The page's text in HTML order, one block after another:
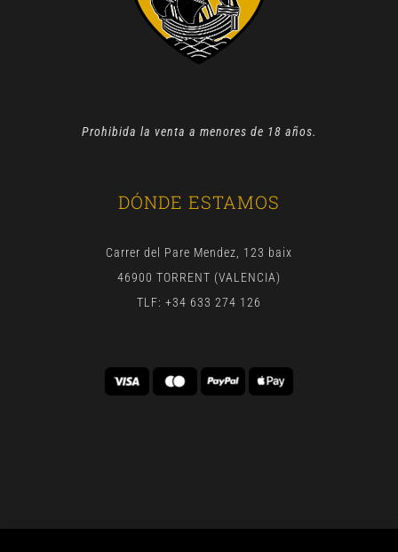
Prohibida la venta a menores de 18 años.
DÓNDE ESTAMOS
Carrer del Pare Mendez, 123 baix
46900 TORRENT (VALENCIA)
TLF: +34 633 274 126